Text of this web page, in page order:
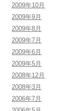
2009年10月
2009年9月
2009年8月
2009年7月
2009年6月
2009年5月
2008年12月
2008年3月
2006年7月